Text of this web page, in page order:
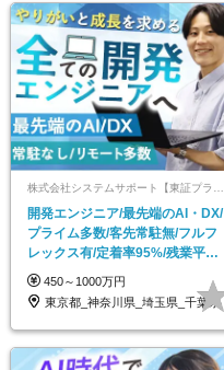
開発エンジニア/最先端のAI・DX/
プライム多数/客先常駐無/フルフ
レックス有/定着率95%/残業平均
5.1H
450～1000万円
東京都_神奈川県_埼玉県_千葉県